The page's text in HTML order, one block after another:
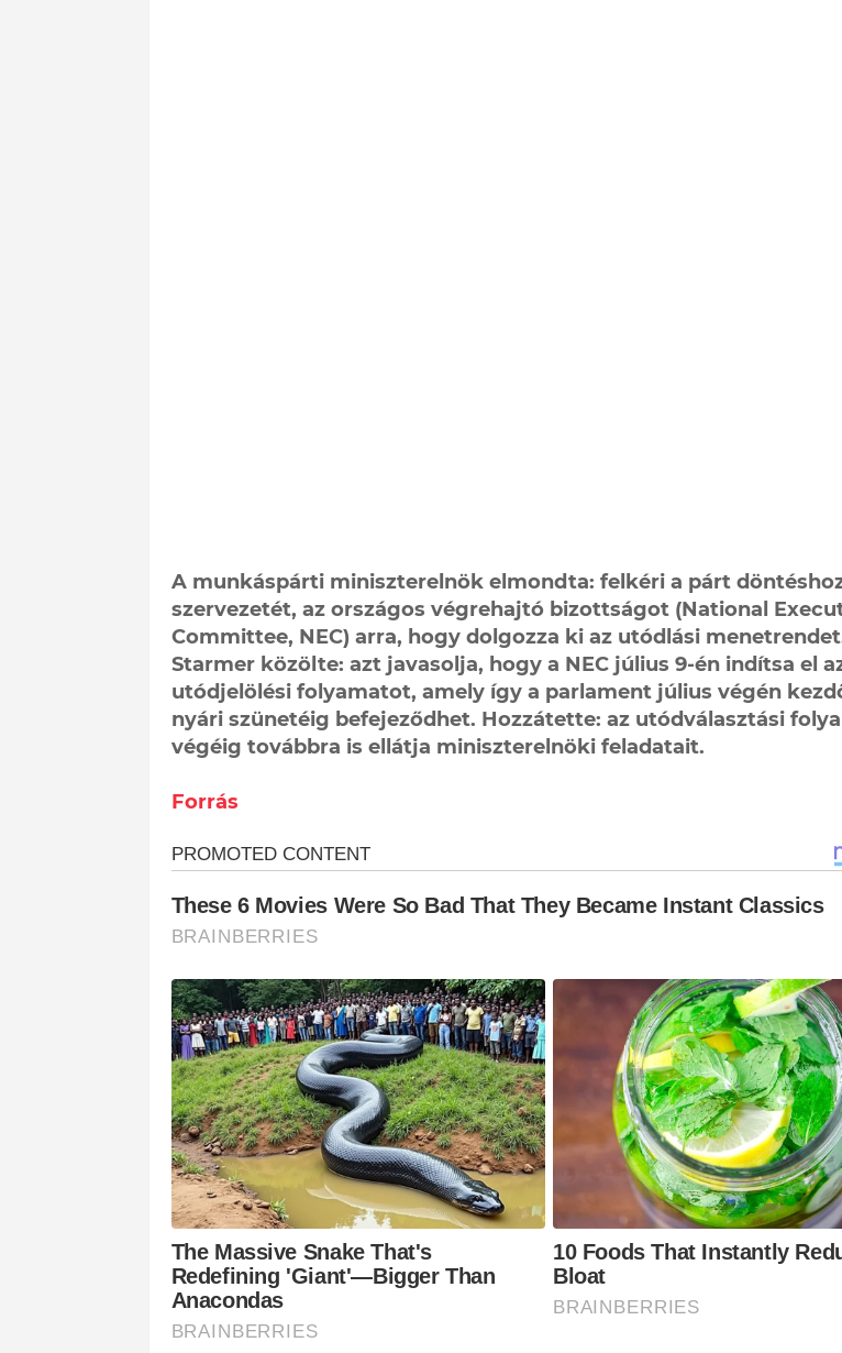
A munkáspárti miniszterelnök elmondta: felkéri a párt
szervezetét, az országos végrehajtó bizottságot (National
Committee, NEC) arra, hogy dolgozza ki az utódlási
Starmer közölte: azt javasolja, hogy a NEC július 9-én indítsa el
utódjelölési folyamatot, amely így a parlament július végén
nyári szünetéig befejeződhet. Hozzátette: az utódválasztási
végéig továbbra is ellátja miniszterelnöki feladatait.
Forrás